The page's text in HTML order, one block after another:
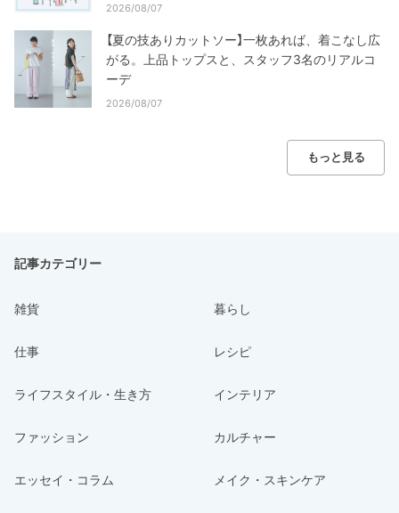
2026/08/07
【夏の技ありカットソー】一枚あれば、着こなし広
がる。上品トップスと、スタッフ3名のリアルコ
ーデ
2026/08/07
もっと見る
記事カテゴリー
雑貨 暮らし
仕事 レシピ
ライフスタイル・生き方 インテリア
ファッション カルチャー
エッセイ・コラム メイク・スキンケア